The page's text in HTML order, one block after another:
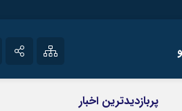
راه اندازی سایت و
سایت های خبری و
پربازدیدترین اخبار